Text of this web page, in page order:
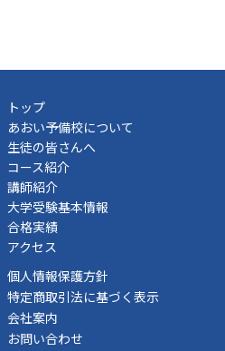
トップ
あおい予備校について
生徒の皆さんへ
コース紹介
講師紹介
大学受験基本情報
合格実績
アクセス
個人情報保護方針
特定商取引法に基づく表示
会社案内
お問い合わせ